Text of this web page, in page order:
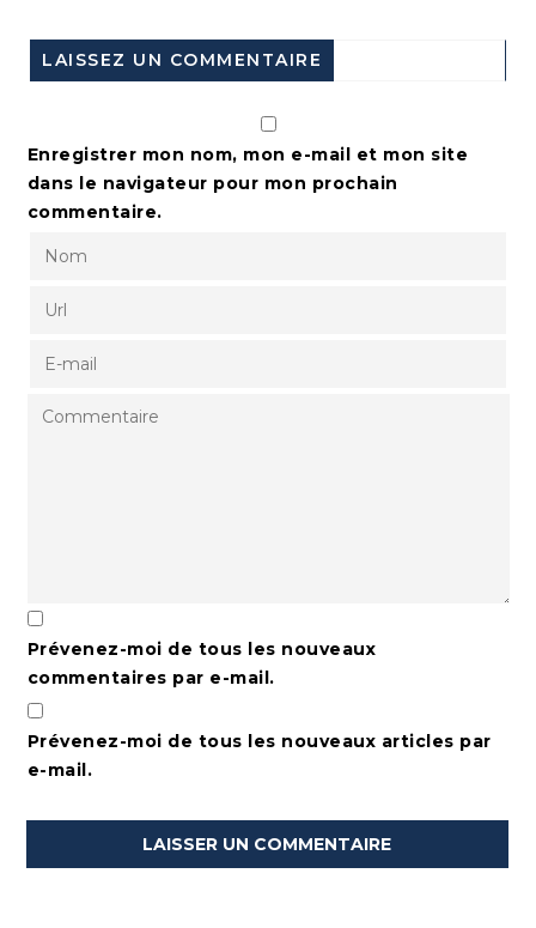
LAISSEZ UN COMMENTAIRE
Enregistrer mon nom, mon e-mail et mon site
dans le navigateur pour mon prochain
commentaire.
Prévenez-moi de tous les nouveaux
commentaires par e-mail.
Prévenez-moi de tous les nouveaux articles par
e-mail.